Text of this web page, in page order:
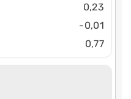
0,23
-0,01
0,77